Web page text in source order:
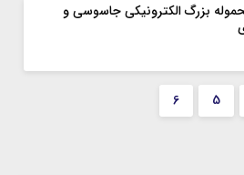
بزرگ الکترونیکی جاسوسی و
5
6